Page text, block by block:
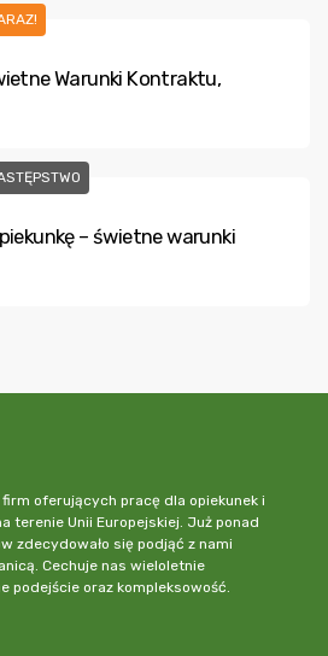
Warunki Kontraktu,
– świetne warunki
oferujących pracę dla opiekunek i
terenie Unii Europejskiej. Już ponad
zdecydowało się podjąć z nami
Cechuje nas wieloletnie
podejście oraz kompleksowość.